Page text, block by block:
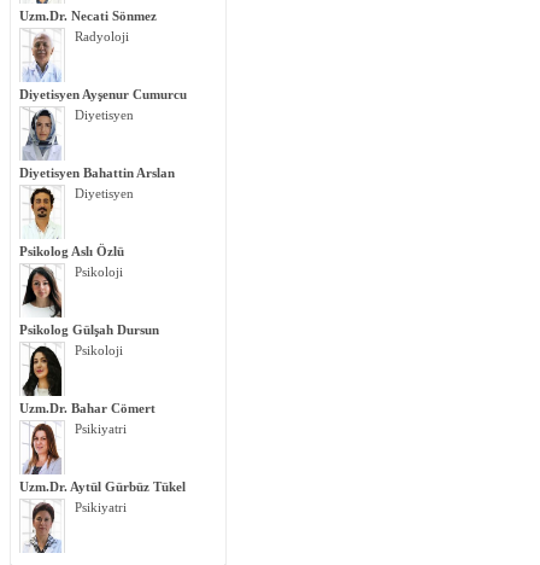
Uzm.Dr. Necati Sönmez
Radyoloji
Diyetisyen Ayşenur Cumurcu
Diyetisyen
Diyetisyen Bahattin Arslan
Diyetisyen
Psikolog Aslı Özlü
Psikoloji
Psikolog Gülşah Dursun
Psikoloji
Uzm.Dr. Bahar Cömert
Psikiyatri
Uzm.Dr. Aytül Gürbüz Tükel
Psikiyatri